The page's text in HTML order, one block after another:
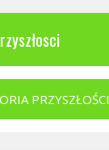
PRZYSZŁOŚCI